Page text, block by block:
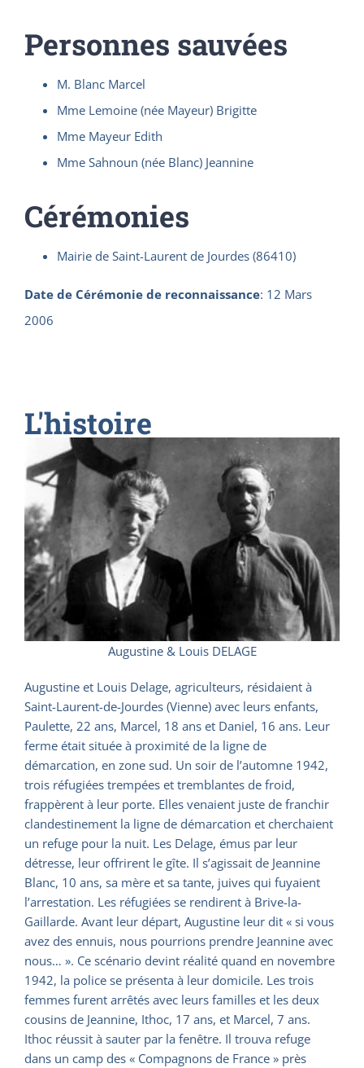
Personnes sauvées
M. Blanc Marcel
Mme Lemoine (née Mayeur) Brigitte
Mme Mayeur Edith
Mme Sahnoun (née Blanc) Jeannine
Cérémonies
Mairie de Saint-Laurent de Jourdes (86410)
Date de Cérémonie de reconnaissance: 12 Mars
2006
L'histoire
Augustine & Louis DELAGE
Augustine et Louis Delage, agriculteurs, résidaient à
Saint-Laurent-de-Jourdes (Vienne) avec leurs enfants,
Paulette, 22 ans, Marcel, 18 ans et Daniel, 16 ans. Leur
ferme était située à proximité de la ligne de
démarcation, en zone sud. Un soir de l’automne 1942,
trois réfugiées trempées et tremblantes de froid,
frappèrent à leur porte. Elles venaient juste de franchir
clandestinement la ligne de démarcation et cherchaient
un refuge pour la nuit. Les Delage, émus par leur
détresse, leur offrirent le gîte. Il s’agissait de Jeannine
Blanc, 10 ans, sa mère et sa tante, juives qui fuyaient
l’arrestation. Les réfugiées se rendirent à Brive-la-
Gaillarde. Avant leur départ, Augustine leur dit « si vous
avez des ennuis, nous pourrions prendre Jeannine avec
nous… ». Ce scénario devint réalité quand en novembre
1942, la police se présenta à leur domicile. Les trois
femmes furent arrêtés avec leurs familles et les deux
cousins de Jeannine, Ithoc, 17 ans, et Marcel, 7 ans.
Ithoc réussit à sauter par la fenêtre. Il trouva refuge
dans un camp des « Compagnons de France » près